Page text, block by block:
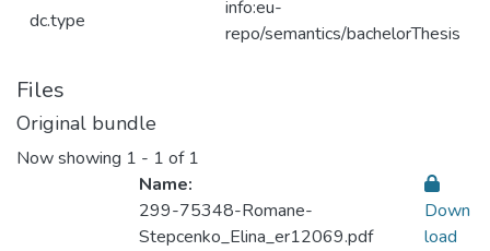
dc.type
info:eu-
repo/semantics/bachelorThesis
Files
Original bundle
Now showing 1 - 1 of 1
Name:
299-75348-Romane-
Stepcenko_Elina_er12069.pdf
Down
load